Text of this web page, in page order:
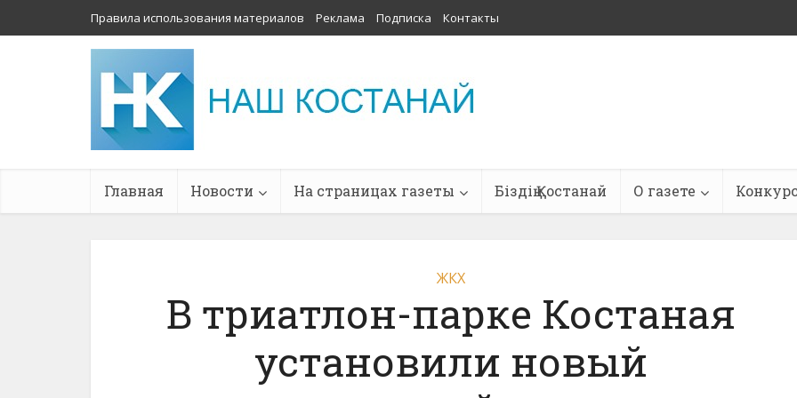
Правила использования материалов Реклама Подписка Контакты
Главная Новости На страницах газеты Біздің Қостанай О газете
ЖКХ
В триатлон-парке Костаная
установили новый